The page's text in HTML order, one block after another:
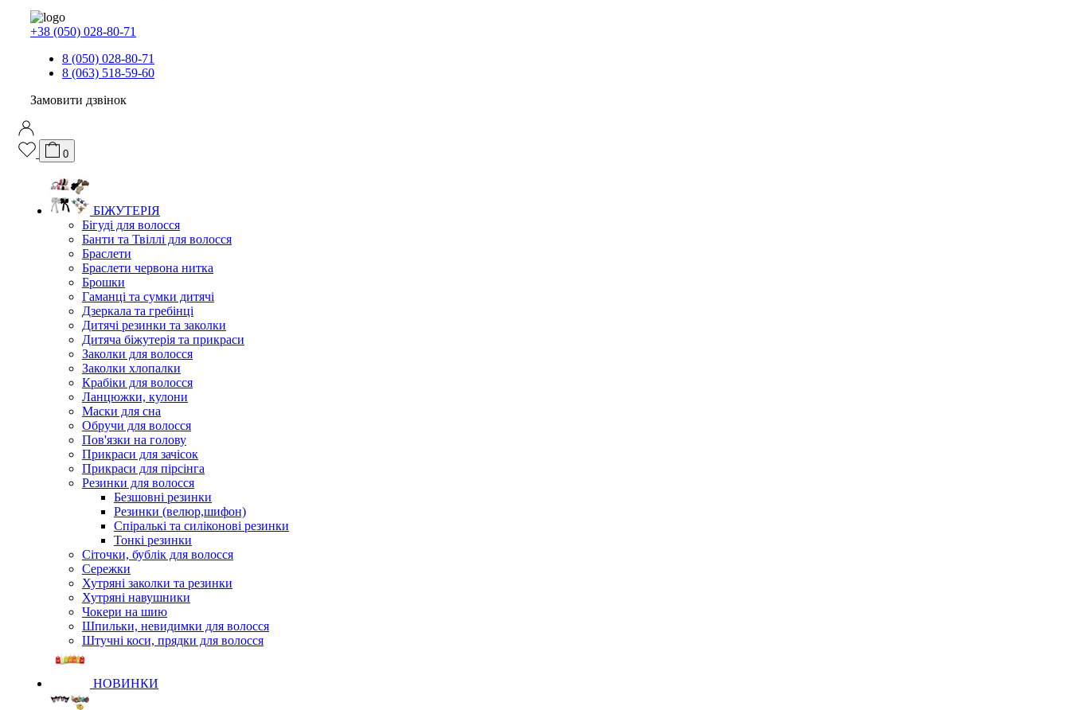
+38 (050) 028-80-71
8 (050) 028-80-71
8 (063) 518-59-60
Замовити дзвінок
0
БІЖУТЕРІЯ
Бігуді для волосся
Банти та Твіллі для волосся
Браслети
Браслети червона нитка
Брошки
Гаманці та сумки дитячі
Дзеркала та гребінці
Дитячі резинки та заколки
Дитяча біжутерія та прикраси
Заколки для волосся
Заколки хлопалки
Крабіки для волосся
Ланцюжки, кулони
Маски для сна
Обручи для волосся
Пов'язки на голову
Прикраси для зачісок
Прикраси для пірсінга
Резинки для волосся
Безшовні резинки
Резинки (велюр,шифон)
Спіралькі та силіконові резинки
Тонкі резинки
Сіточки, бублік для волосся
Сережки
Хутряні заколки та резинки
Хутряні навушники
Чокери на шию
Шпильки, невидимки для волосся
Штучні коси, прядки для волосся
НОВИНКИ